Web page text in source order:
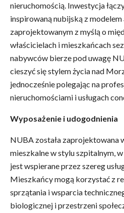
nieruchomością. Inwestycja
inspirowaną nubijską z
zaprojektowanym z myślą o
właścicielach i mieszkańcach
nabywców bierze pod uwagę
cieszyć się stylem życia nad
jednocześnie polegając na
nieruchomościami i usługach
Wyposażenie i udogodnienia
NUBA została zaprojektowana
mieszkalne w stylu szpitalnym,
jest wspierane przez szereg
Mieszkańcy mogą korzystać z
sprzątania i wsparcia
biologicznej i przestrzeni